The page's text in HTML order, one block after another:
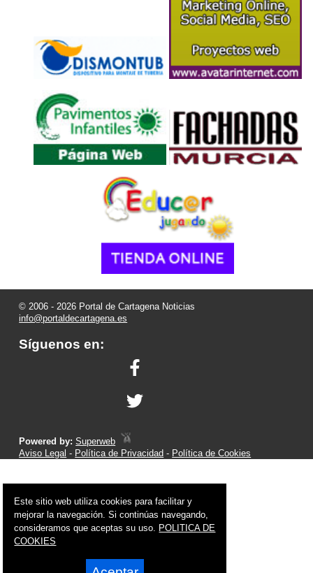
© 2006 - 2026 Portal de Cartagena Noticias
info@portaldecartagena.es
Síguenos en:
Powered by:Superweb
Aviso Legal - Política de Privacidad - Política de Cookies
Este sitio web utiliza cookies para facilitar y
mejorar la navegación. Si continúas navegando,
consideramos que aceptas su uso. POLITICA DE
COOKIES